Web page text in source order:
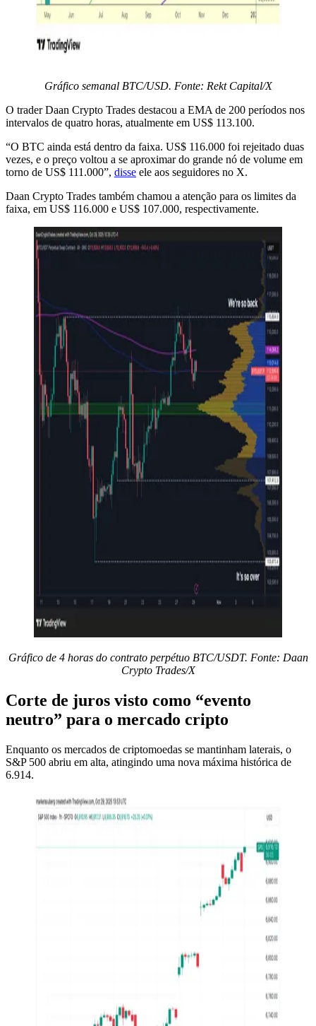
Gráfico semanal BTC/USD. Fonte: Rekt Capital/X
O trader Daan Crypto Trades destacou a EMA de 200 períodos nos
intervalos de quatro horas, atualmente em US$ 113.100.
“O BTC ainda está dentro da faixa. US$ 116.000 foi rejeitado duas
vezes, e o preço voltou a se aproximar do grande nó de volume em
torno de US$ 111.000”, disse ele aos seguidores no X.
Daan Crypto Trades também chamou a atenção para os limites da
faixa, em US$ 116.000 e US$ 107.000, respectivamente.
Gráfico de 4 horas do contrato perpétuo BTC/USDT. Fonte: Daan
Crypto Trades/X
Corte de juros visto como “evento
neutro” para o mercado cripto
Enquanto os mercados de criptomoedas se mantinham laterais, o
S&P 500 abriu em alta, atingindo uma nova máxima histórica de
6.914.